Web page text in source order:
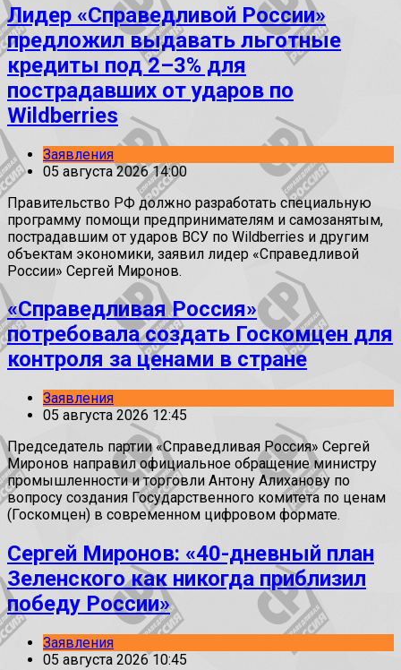
Лидер «Справедливой России»
предложил выдавать льготные
кредиты под 2–3% для
пострадавших от ударов по
Wildberries
Заявления
05 августа 2026 14:00
Правительство РФ должно разработать специальную
программу помощи предпринимателям и самозанятым,
пострадавшим от ударов ВСУ по Wildberries и другим
объектам экономики, заявил лидер «Справедливой
России» Сергей Миронов.
«Справедливая Россия»
потребовала создать Госкомцен для
контроля за ценами в стране
Заявления
05 августа 2026 12:45
Председатель партии «Справедливая Россия» Сергей
Миронов направил официальное обращение министру
промышленности и торговли Антону Алиханову по
вопросу создания Государственного комитета по ценам
(Госкомцен) в современном цифровом формате.
Сергей Миронов: «40-дневный план
Зеленского как никогда приблизил
победу России»
Заявления
05 августа 2026 10:45